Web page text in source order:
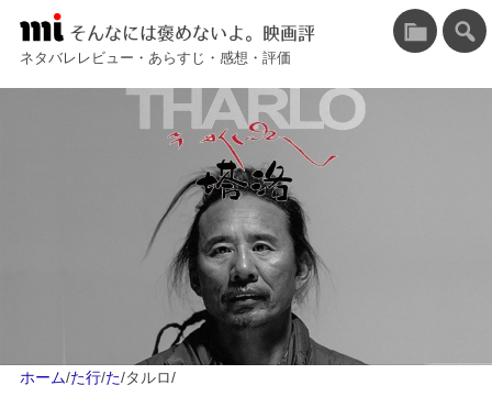
そんなには褒めないよ。映画評
ネタバレレビュー・あらすじ・感想・評価
ホーム/た行/た/タルロ/